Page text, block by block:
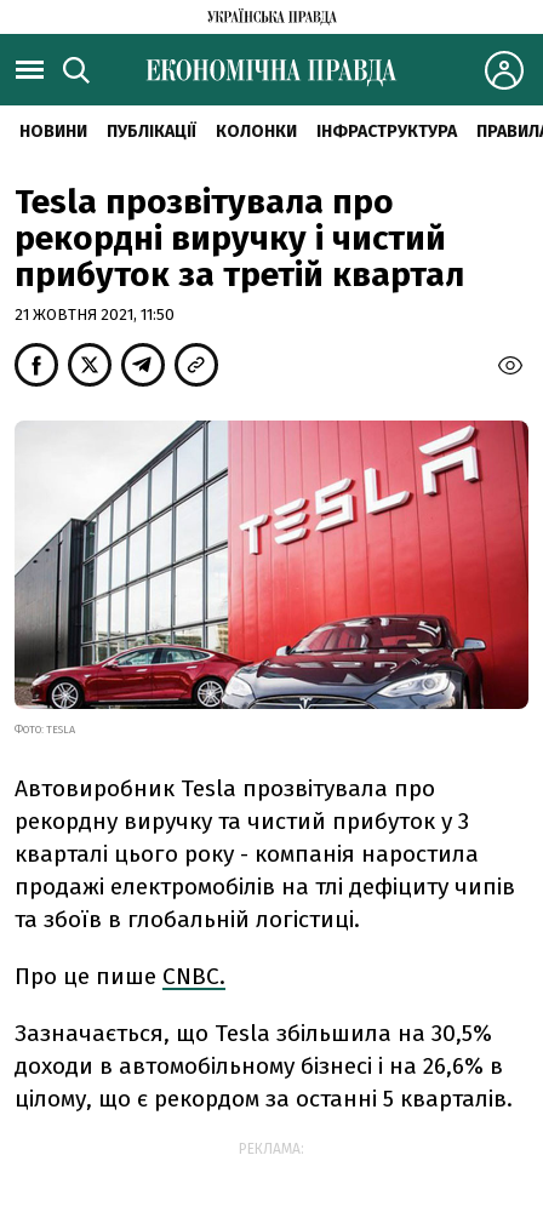
НОВИНИ ПУБЛІКАЦІЇ КОЛОНКИ ІНФРАСТРУКТУРА
Tesla прозвітувала про
рекордні виручку і чистий
прибуток за третій квартал
21 ЖОВТНЯ 2021, 11:50
ФОТО: TESLA
Автовиробник Tesla прозвітувала про
рекордну виручку та чистий прибуток у 3
кварталі цього року - компанія наростила
продажі електромобілів на тлі дефіциту чипів
та збоїв в глобальній логістиці.
Про це пише CNBC.
Зазначається, що Tesla збільшила на 30,5%
доходи в автомобільному бізнесі і на 26,6% в
цілому, що є рекордом за останні 5 кварталів.
РЕКЛАМА: